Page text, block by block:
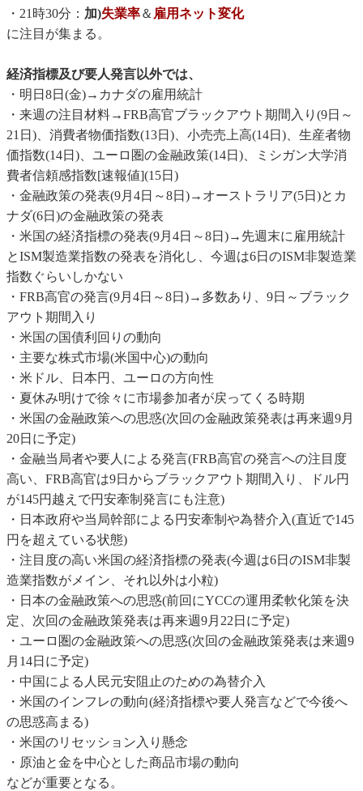
・21時30分： 加)失業率＆ 雇用ネット変化
に注目が集まる。
経済指標及び要人発言以外では、
・明日8日(金)→カナダの雇用統計
・来週の注目材料→FRB高官ブラックアウト期間入り(9日～
21日)、消費者物価指数(13日)、小売売上高(14日)、生産者物
価指数(14日)、ユーロ圏の金融政策(14日)、ミシガン大学消
費者信頼感指数[速報値](15日)
・金融政策の発表(9月4日～8日)→オーストラリア(5日)とカ
ナダ(6日)の金融政策の発表
・米国の経済指標の発表(9月4日～8日)→先週末に雇用統計
とISM製造業指数の発表を消化し、今週は6日のISM非製造業
指数ぐらいしかない
・FRB高官の発言(9月4日～8日)→多数あり、9日～ブラック
アウト期間入り
・米国の国債利回りの動向
・主要な株式市場(米国中心)の動向
・米ドル、日本円、ユーロの方向性
・夏休み明けで徐々に市場参加者が戻ってくる時期
・米国の金融政策への思惑(次回の金融政策発表は再来週9月
20日に予定)
・金融当局者や要人による発言(FRB高官の発言への注目度
高い、FRB高官は9日からブラックアウト期間入り、ドル円
が145円越えで円安牽制発言にも注意)
・日本政府や当局幹部による円安牽制や為替介入(直近で145
円を超えている状態)
・注目度の高い米国の経済指標の発表(今週は6日のISM非製
造業指数がメイン、それ以外は小粒)
・日本の金融政策への思惑(前回にYCCの運用柔軟化策を決
定、次回の金融政策発表は再来週9月22日に予定)
・ユーロ圏の金融政策への思惑(次回の金融政策発表は来週9
月14日に予定)
・中国による人民元安阻止のための為替介入
・米国のインフレの動向(経済指標や要人発言などで今後へ
の思惑高まる)
・米国のリセッション入り懸念
・原油と金を中心とした商品市場の動向
などが重要となる。